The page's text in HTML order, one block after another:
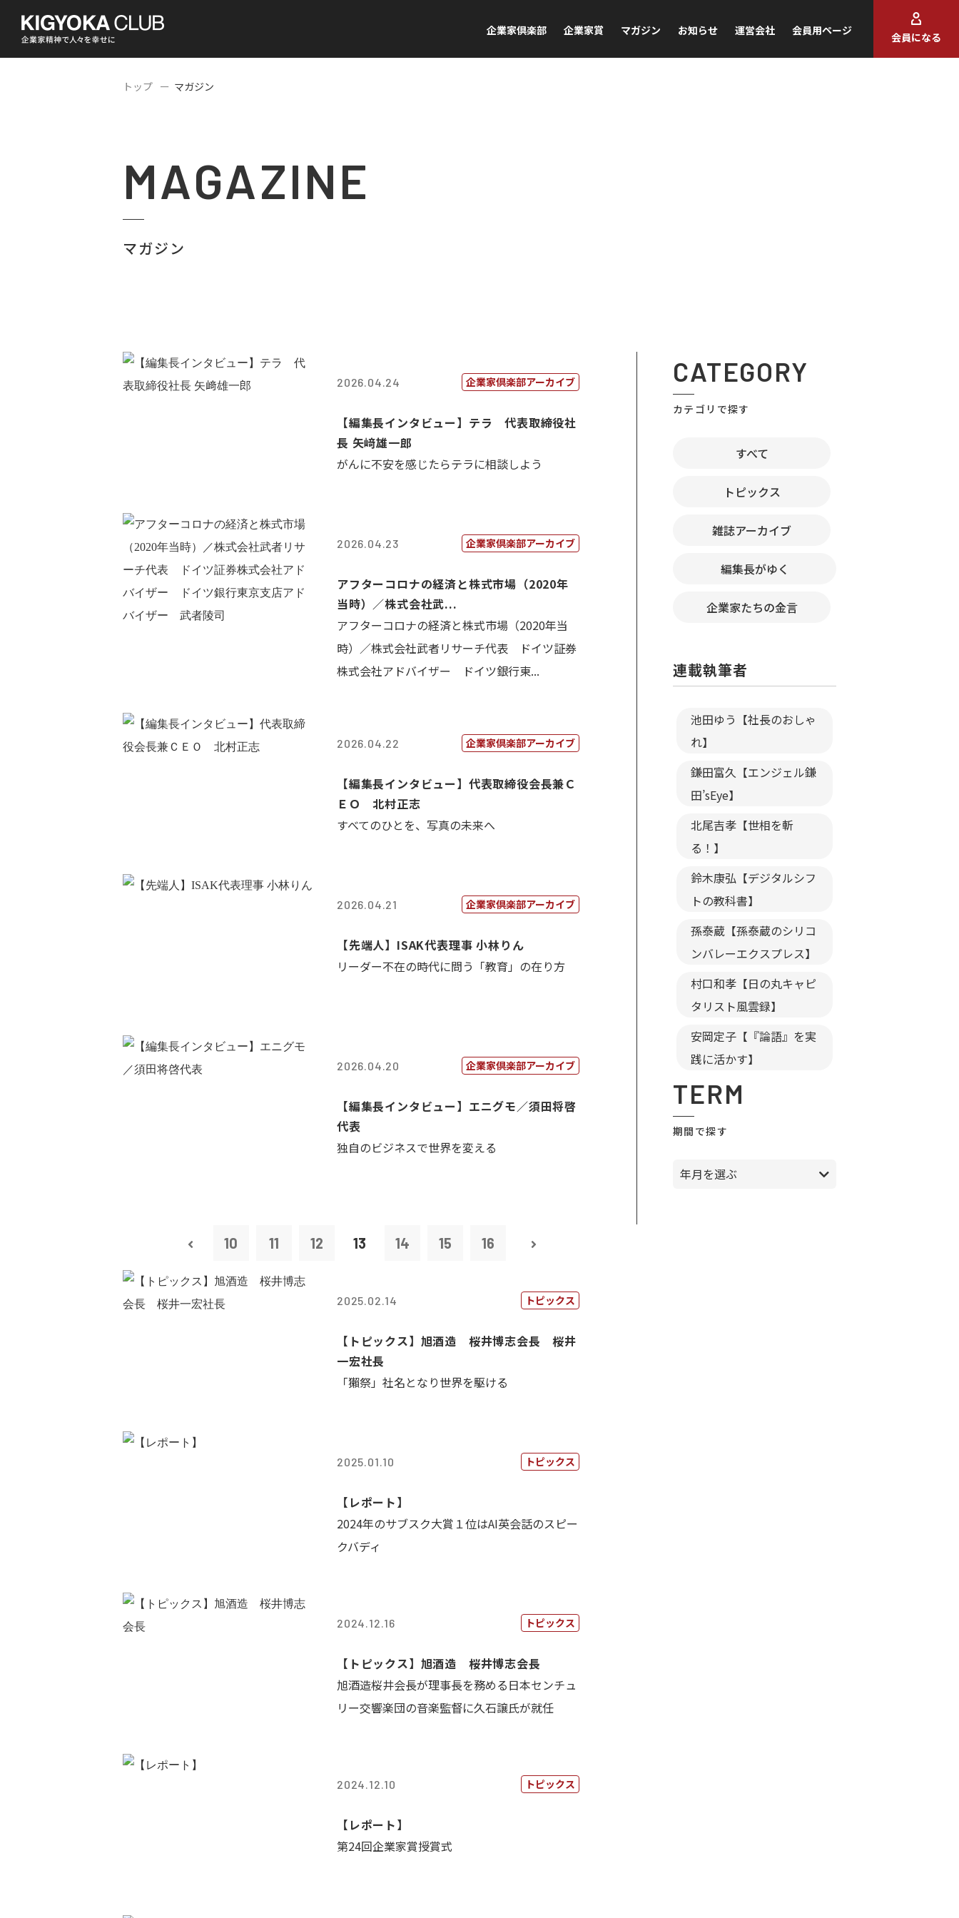
企業家倶楽部 企業家賞 マガジン お知らせ 運営会社 会員用ページ
会員になる
トップ マガジン
MAGAZINE
マガジン
2026.04.24 企業家倶楽部アーカイブ
【編集長インタビュー】テラ 代表取締役社
長 矢﨑雄一郎
がんに不安を感じたらテラに相談しよう
2026.04.23 企業家倶楽部アーカイブ
アフターコロナの経済と株式市場（2020年
当時）／株式会社武...
アフターコロナの経済と株式市場（2020年当
時）／株式会社武者リサーチ代表 ドイツ証券
株式会社アドバイザー ドイツ銀行東...
2026.04.22 企業家倶楽部アーカイブ
【編集長インタビュー】代表取締役会長兼Ｃ
ＥＯ 北村正志
すべてのひとを、写真の未来へ
2026.04.21 企業家倶楽部アーカイブ
【先端人】ISAK代表理事 小林りん
リーダー不在の時代に問う「教育」の在り方
2026.04.20 企業家倶楽部アーカイブ
【編集長インタビュー】エニグモ／須田将啓
代表
独自のビジネスで世界を変える
10 11 12 13 14 15 16
2025.02.14 トピックス
【トピックス】旭酒造 桜井博志会長 桜井
一宏社長
「獺祭」社名となり世界を駆ける
2025.01.10 トピックス
【レポート】
2024年のサブスク大賞１位はAI英会話のスピー
クバディ
2024.12.16 トピックス
【トピックス】旭酒造 桜井博志会長
旭酒造桜井会長が理事長を務める日本センチュ
リー交響楽団の音楽監督に久石譲氏が就任
2024.12.10 トピックス
【レポート】
第24回企業家賞授賞式
CATEGORY
カテゴリで探す
すべて
トピックス
雑誌アーカイブ
編集長がゆく
企業家たちの金言
連載執筆者
池田ゆう【社長のおしゃ
れ】
鎌田富久【エンジェル鎌
田’sEye】
北尾吉孝【世相を斬
る！】
鈴木康弘【デジタルシフ
トの教科書】
孫泰蔵【孫泰蔵のシリコ
ンバレーエクスプレス】
村口和孝【日の丸キャピ
タリスト風雲録】
安岡定子【『論語』を実
践に活かす】
TERM
期間で探す
年月を選ぶ